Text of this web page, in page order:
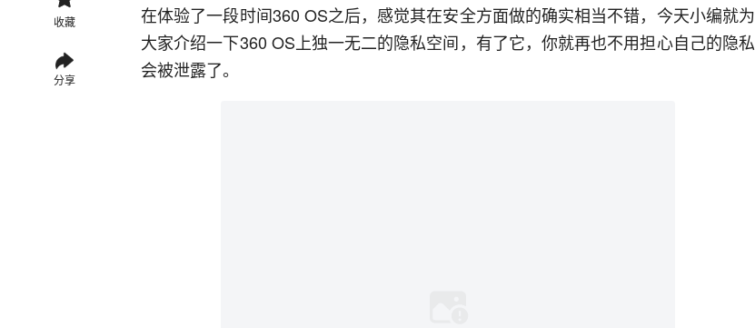
收藏
分享
在体验了一段时间360 OS之后，感觉其在安全方面做的确实相当不错，今天小编就为
大家介绍一下360 OS上独一无二的隐私空间，有了它，你就再也不用担心自己的隐私
会被泄露了。